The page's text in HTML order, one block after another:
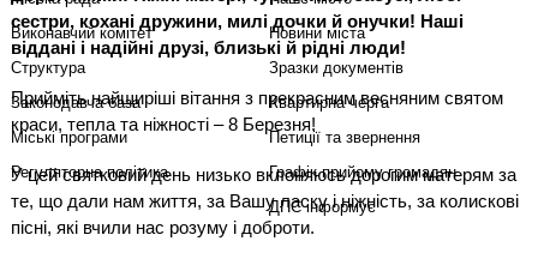
сестри, кохані дружини, милі дочки й онучки! Наші
віддані і надійні друзі, близькі й рідні люди!
Прийміть найщиріші вітання з прекрасним весняним святом
краси, тепла та ніжності – 8 Березня!
У цей святковий день низько вклоняюсь дорогим матерям за
те, що дали нам життя, за Вашу ласку і ніжність, за колискові
пісні, які вчили нас розуму і доброти.
Виконавчий комітет
Структура
Законодавча база
Міські програми
Регуляторна політика
Новини міста
Зразки документів
Квартирна черга
Петиції та звернення
Графік прийому громадян
ДПС інформує